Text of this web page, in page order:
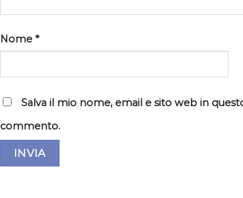
Nome *
Salva il mio nome, email e sito web in
commento.